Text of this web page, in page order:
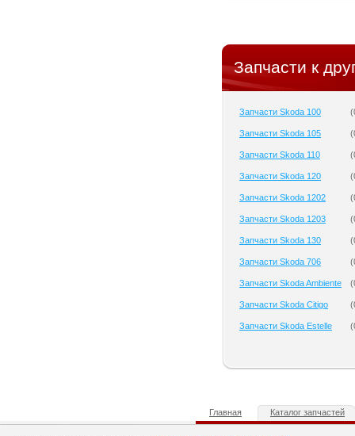
Запчасти к
Запчасти Skoda 100 (
Запчасти Skoda 105 (
Запчасти Skoda 110 (
Запчасти Skoda 120 (
Запчасти Skoda 1202 (
Запчасти Skoda 1203 (
Запчасти Skoda 130 (
Запчасти Skoda 706 (
Запчасти Skoda Ambiente (
Запчасти Skoda Citigo (
Запчасти Skoda Estelle (
Главная Каталог запчастей